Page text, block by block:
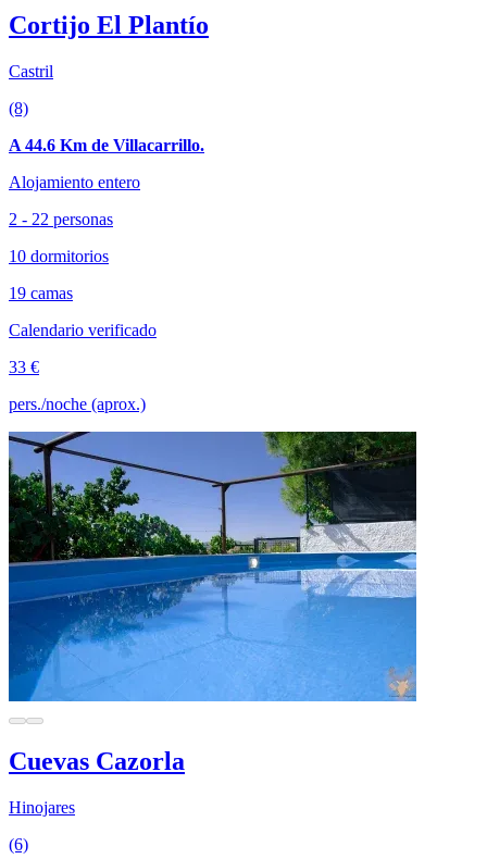
Cortijo El Plantío
Castril
(8)
A 44.6 Km de Villacarrillo.
Alojamiento entero
2 - 22 personas
10 dormitorios
19 camas
Calendario verificado
33 €
pers./noche (aprox.)
Cuevas Cazorla
Hinojares
(6)